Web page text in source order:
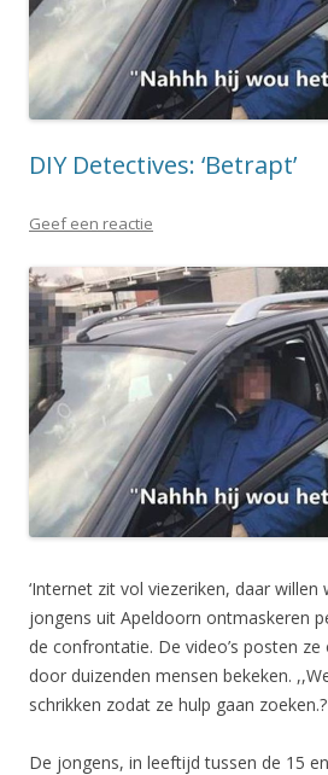
DIY Detectives: ‘Betrapt’
Geef een reactie
‘Internet zit vol viezeriken, daar willen
jongens uit Apeldoorn ontmaskeren
de confrontatie. De video’s posten
door duizenden mensen bekeken.
schrikken zodat ze hulp gaan zoeken.?
De jongens, in leeftijd tussen de 15